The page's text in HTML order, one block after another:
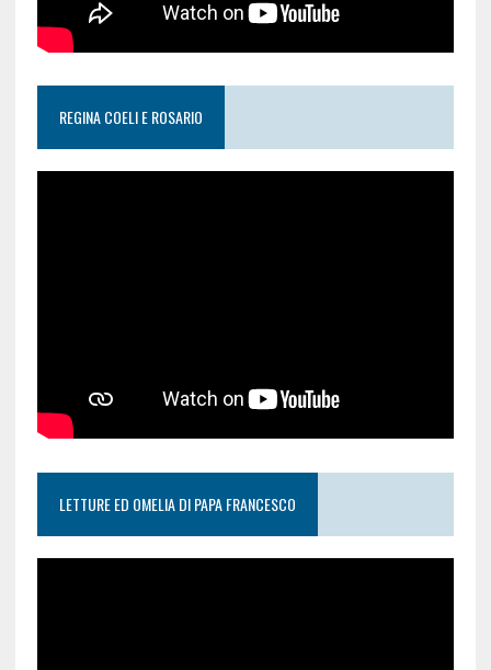
REGINA COELI E ROSARIO
LETTURE ED OMELIA DI PAPA FRANCESCO